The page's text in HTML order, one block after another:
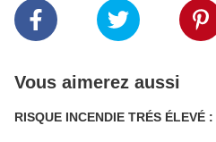
Vous aimerez aussi